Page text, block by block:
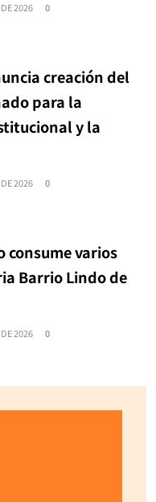
2026 0
creación del
para la
y la
2026 0
consume varios
Barrio Lindo de
2026 0